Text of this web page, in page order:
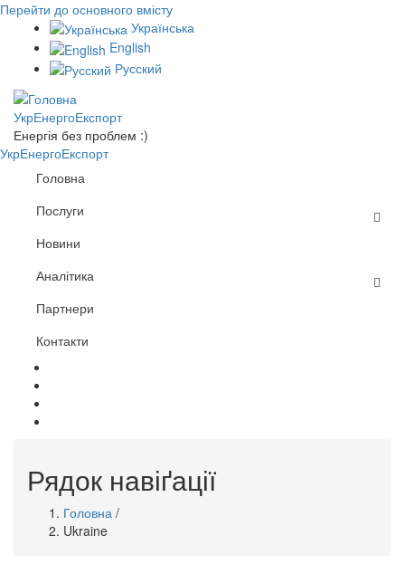
Перейти до основного вмісту
Українська
English
Русский
УкрЕнергоЕкспорт
Енергія без проблем :)
УкрЕнергоЕкспорт
Головна
Послуги
Новини
Аналітика
Партнери
Контакти
Рядок навіґації
Головна /
Ukraine